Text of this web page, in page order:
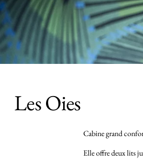
Les Oies
Cabine grand
Elle offre deux lits